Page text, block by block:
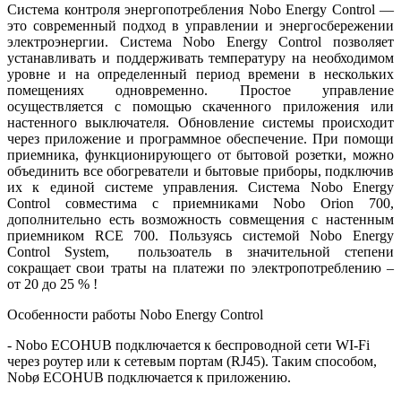
Система контроля энергопотребления Nobo Energy Control —
это современный подход в управлении и энергосбережении
электроэнергии. Система Nobo Energy Control позволяет
устанавливать и поддерживать температуру на необходимом
уровне и на определенный период времени в нескольких
помещениях одновременно. Простое управление
осуществляется с помощью скаченного приложения или
настенного выключателя. Обновление системы происходит
через приложение и программное обеспечение. При помощи
приемника, функционирующего от бытовой розетки, можно
объединить все обогреватели и бытовые приборы, подключив
их к единой системе управления. Система Nobo Energy
Control совместима с приемниками Nobo Orion 700,
дополнительно есть возможность совмещения с настенным
приемником RCE 700. Пользуясь системой Nobo Energy
Control System, пользоатель в значительной степени
сокращает свои траты на платежи по электропотреблению –
от 20 до 25 % !
Особенности работы Nobo Energy Control
- Nobo ECOHUB подключается к беспроводной сети WI-Fi
через роутер или к сетевым портам (RJ45). Таким способом,
Nobø ECOHUB подключается к приложению.